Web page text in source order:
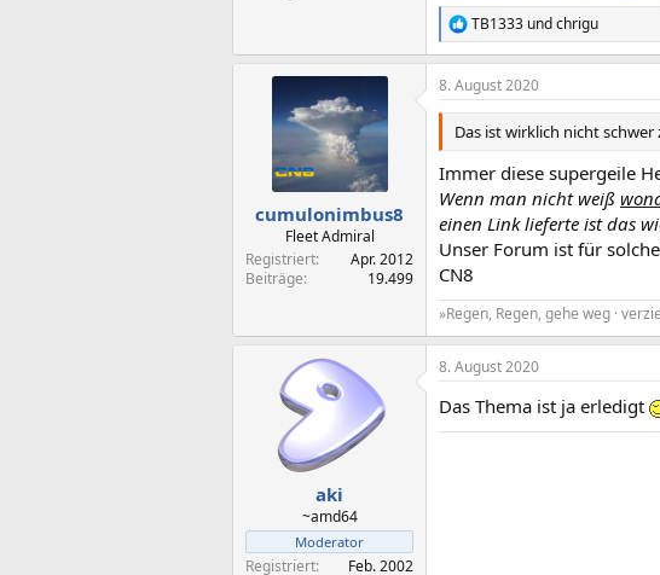
R
e
a
k
t
o
n
e
n
:
TB1333 undchrigu
cumulonimbus8
Fleet Admiral
Registriert
Apr. 2012
Beiträge
19.499
8. August 2020
Das ist wirklich nicht
Immer diese supergeile
Wenn man nicht weiß
einen Link lieferte ist das
Unser Forum ist für
CN8
»Regen, Regen, gehe weg ·
aki
~amd64
Moderator
Registriert
Feb. 2002
8. August 2020
Das Thema ist ja erledigt